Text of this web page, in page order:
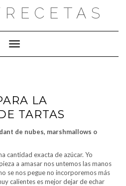
Cambiar modo de navegación
LA
TARTAS
de nubes, marshmallows o
cantidad exacta de azúcar. Yo
a amasar nos untemos las manos
se nos pegue no incorporemos más
calientes es mejor dejar de echar